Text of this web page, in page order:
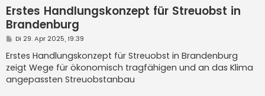
Erstes Handlungskonzept für Streuobst in
Brandenburg
B
i
t
r
a
g
Di 29. Apr 2025, 19:39
Erstes Handlungskonzept für Streuobst in Brandenburg
zeigt Wege für ökonomisch tragfähigen und an das Klima
angepassten Streuobstanbau